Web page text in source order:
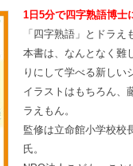
1 日5分で四字熟語博士
「四字熟語」とドラ
本書は、なんとなく難
りにして学べる新しい
イラストはもちろん、
ラえもん。
監修は立命館小学校校
氏。